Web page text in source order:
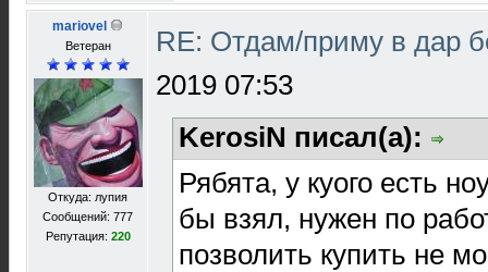
mariovel
Ветеран
Откуда: лупия
Сообщений: 777
Репутация: 220
RE: Отдам/приму в дар
2019 07:53
KerosiN писал(а):
Рябята, у куого есть
бы взял, нужен по
позволить купить не